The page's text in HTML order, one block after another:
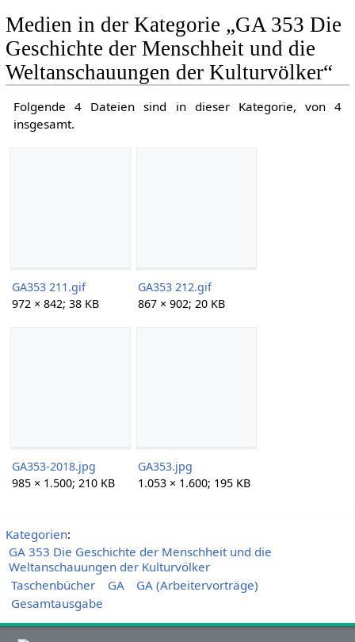
Medien in der Kategorie „GA 353 Die
Geschichte der Menschheit und die
Weltanschauungen der Kulturvölker“
Folgende 4 Dateien sind in dieser Kategorie, von 4
insgesamt.
GA353 211.gif
972 × 842; 38 KB
GA353 212.gif
867 × 902; 20 KB
GA353-2018.jpg
985 × 1.500; 210 KB
GA353.jpg
1.053 × 1.600; 195 KB
Kategorien:
GA 353 Die Geschichte der Menschheit und die
Weltanschauungen der Kulturvölker
Taschenbücher
GA
GA (Arbeitervorträge)
Gesamtausgabe